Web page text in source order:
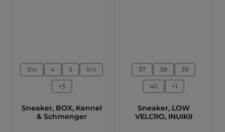
Größe auswählen
3½ 4 5 5½
+3
Sneaker, BOX, Kennel
& Schmenger
Größe auswählen
37 38 39
40 +1
Sneaker, LOW
VELCRO, INUIKII